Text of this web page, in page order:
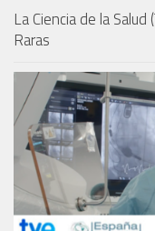
La Ciencia de la
Raras